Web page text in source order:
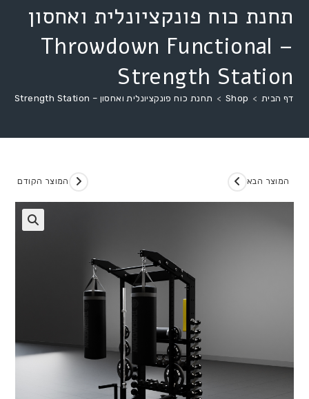
תחנת כוח פונקציונלית ואחסון
– Throwdown Functional
Strength Station
דף הבית >
Shop
> תחנת כוח פונקציונלית ואחסון – Throwdown Functional Strength Station
המוצר הקודם המוצר הבא